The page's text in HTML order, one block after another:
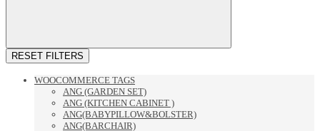
RESET FILTERS
WOOCOMMERCE TAGS
ANG (GARDEN SET)
ANG (KITCHEN CABINET )
ANG(BABYPILLOW&BOLSTER)
ANG(BARCHAIR)